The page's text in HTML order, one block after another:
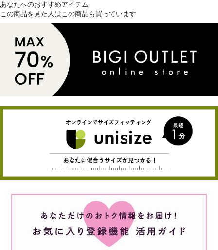
あなたへのおすすめアイテム
この商品を見た人はこの商品も買っています